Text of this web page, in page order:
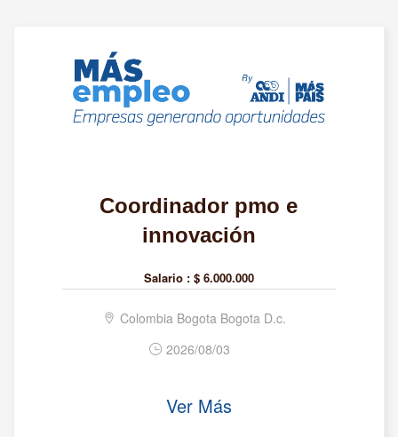
Coordinador pmo e
innovación
Salario : $ 6.000.000
Colombia Bogota Bogota D.c.
2026/08/03
Ver Más